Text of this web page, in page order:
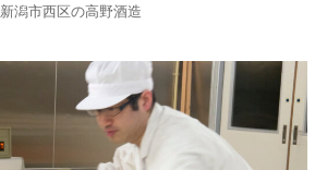
新潟市西区の高野酒造